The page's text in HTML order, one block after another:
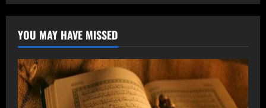
YOU MAY HAVE MISSED